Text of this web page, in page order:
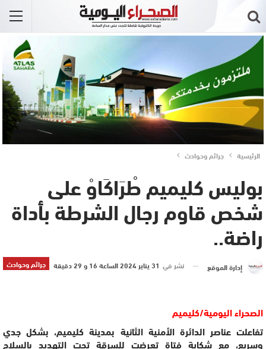
الرئيسية جرائم وحوادث
بوليس كليميم طْرَاكَاوْ على
شخص قاوم رجال الشرطة بأداة
راضة..
جرائم وحوادث إدارة الموقع نشر في 31 يناير 2024 الساعة 16 و 29 دقيقة
الصحراء اليومية/كليميم
تفاعلت عناصر الدائرة الأمنية الثانية بمدينة كليميم، بشكل جدي
وسريع، مع شكاية فتاة تعرضت للسرقة تحت التهديد بالسلاح